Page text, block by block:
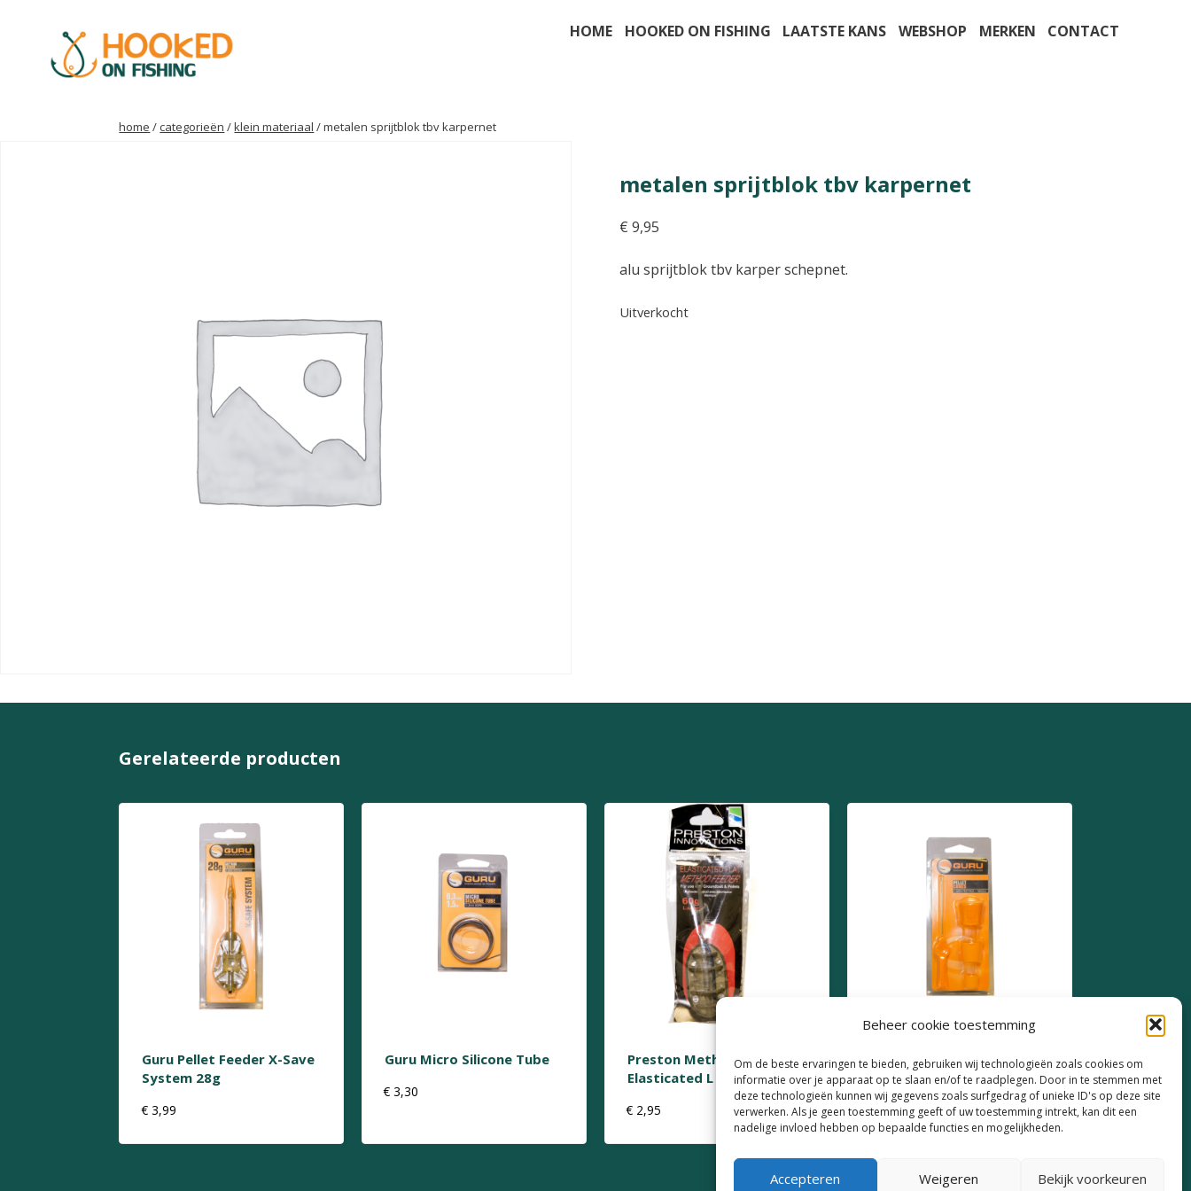
Beheer cookie toestemming
Om de beste ervaringen te bieden, gebruiken wij technologieën zoals cookies om
informatie over je apparaat op te slaan en/of te raadplegen. Door in te stemmen met
deze technologieën kunnen wij gegevens zoals surfgedrag of unieke ID's op deze site
verwerken. Als je geen toestemming geeft of uw toestemming intrekt, kan dit een
nadelige invloed hebben op bepaalde functies en mogelijkheden.
Accepteren Weigeren Bekijk voorkeuren
HOME HOOKED ON FISHING LAATSTE KANS WEBSHOP MERKEN CONTACT
home / categorieën /klein materiaal / metalen sprijtblok tbv karpernet
metalen sprijtblok tbv karpernet
€ 9,95
alu sprijtblok tbv karper schepnet.
Uitverkocht
Gerelateerde producten
Guru Pellet Feeder X-Save
System 28g
€3,99
Guru Micro Silicone Tube
€ 3,30
Preston Method Feeder
Elasticated L 60g
€ 2,95
Guru Pellet Cones
€6,99